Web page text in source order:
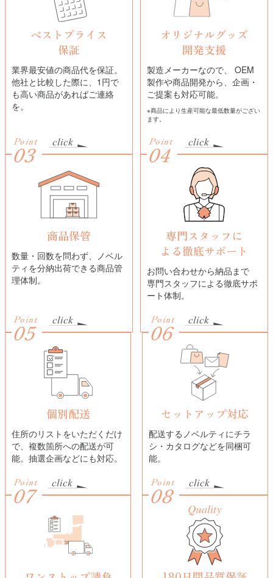
ベストプライス
保証
業界最安値の商品代を保証。
他社と比較した際に、1円で
も高い商品があればご連絡
を。
オリジナルグッズ
開発支援
製造メーカーなので、 OEM
製作や商品開発から、企画・
ご提案も対応可能。
※商品により生産可能な最低数量がござい
ます。
Point
03
商品保管
数量・回数を問わず、ノベル
ティを分納出荷できる商品管
理体制。
Point
04
専門スタッフに
よる徹底サポート
お問い合わせから納品まで
専門スタッフによる徹底サポ
ート体制。
Point
05
個別配送
住所のリストをいただくだけ
で、複数箇所への配送が可
能。抽選企画などにも対応。
Point
06
セットアップ対応
配送するノベルティにチラ
シ・カタログなどを同梱可
能。
Point
07 Point
08